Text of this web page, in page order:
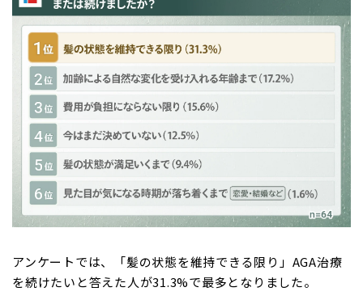
アンケートでは、「髪の状態を維持できる限り」AGA治療
を続けたいと答えた人が31.3%で最多となりました。